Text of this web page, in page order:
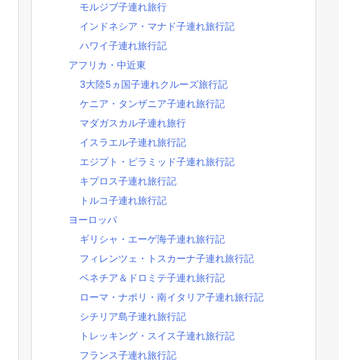
モルジブ子連れ旅行
インドネシア・マナド子連れ旅行記
ハワイ子連れ旅行記
アフリカ・中近東
3大陸5ヵ国子連れクルーズ旅行記
ケニア・タンザニア子連れ旅行記
マダガスカル子連れ旅行
イスラエル子連れ旅行記
エジプト・ピラミッド子連れ旅行記
キプロス子連れ旅行記
トルコ子連れ旅行記
ヨーロッパ
ギリシャ・エーゲ海子連れ旅行記
フィレンツェ・トスカーナ子連れ旅行記
ベネチア＆ドロミテ子連れ旅行記
ローマ・ナポリ・南イタリア子連れ旅行記
シチリア島子連れ旅行記
トレッキング・スイス子連れ旅行記
フランス子連れ旅行記